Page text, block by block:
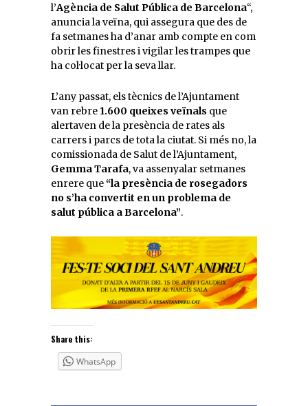
l’Agència de Salut Pública de Barcelona“,
anuncia la veïna, qui assegura que des de
fa setmanes ha d’anar amb compte en com
obrir les finestres i vigilar les trampes que
ha col·locat per la seva llar.
L’any passat, els tècnics de l’Ajuntament
van rebre 1.600 queixes veïnals que
alertaven de la presència de rates als
carrers i parcs de tota la ciutat. Si més no, la
comissionada de Salut de l’Ajuntament,
Gemma Tarafa, va assenyalar setmanes
enrere que“la presència de rosegadors
no s’ha convertit en un problema de
salut pública a Barcelona”.
Share this:
WhatsApp